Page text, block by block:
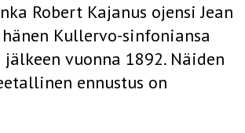
Robert Kajanus ojensi Jean
Kullervo-sinfoniansa
jälkeen vuonna 1892. Näiden
ennustus on